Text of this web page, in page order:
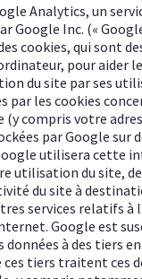
Analytics, un
Google Inc. («
cookies, qui sont
pour aider
du site par ses
par les cookies
compris votre
par Google sur
utilisera cette
utilisation du site,
du site à
services relatifs à
Google est
données à des tiers
ces tiers traitent ces